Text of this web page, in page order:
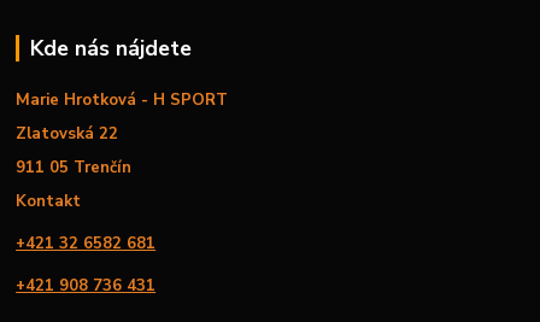
Kde nás nájdete
Marie Hrotková - H SPORT
Zlatovská 22
911 05 Trenčín
Kontakt
+421 32 6582 681
+421 908 736 431